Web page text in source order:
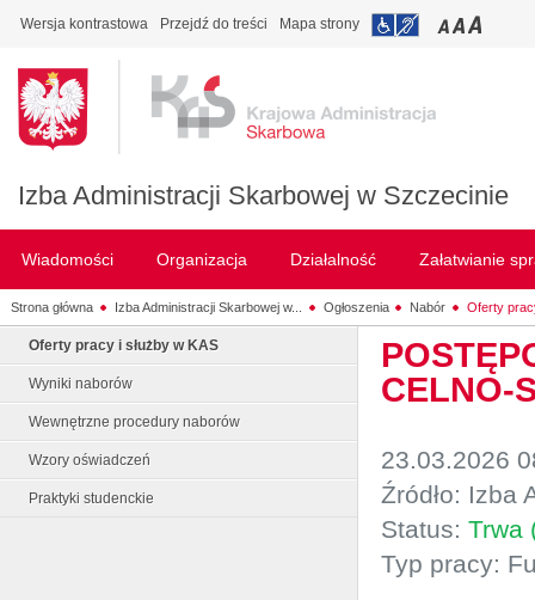
Wersja kontrastowa Przejdź do treści Mapa strony
Izba Administracji Skarbowej w Szczecinie
Wiadomości Organizacja Działalność Załatwianie
Strona główna Izba Administracji Skarbowej w... Ogłoszenia Nabór Oferty
Oferty pracy i służby w KAS
Wyniki naborów
Wewnętrzne procedury naborów
Wzory oświadczeń
Praktyki studenckie
CELNO-
23.03.2026
Źródło: Izba
Status: Trwa
Typ pracy: